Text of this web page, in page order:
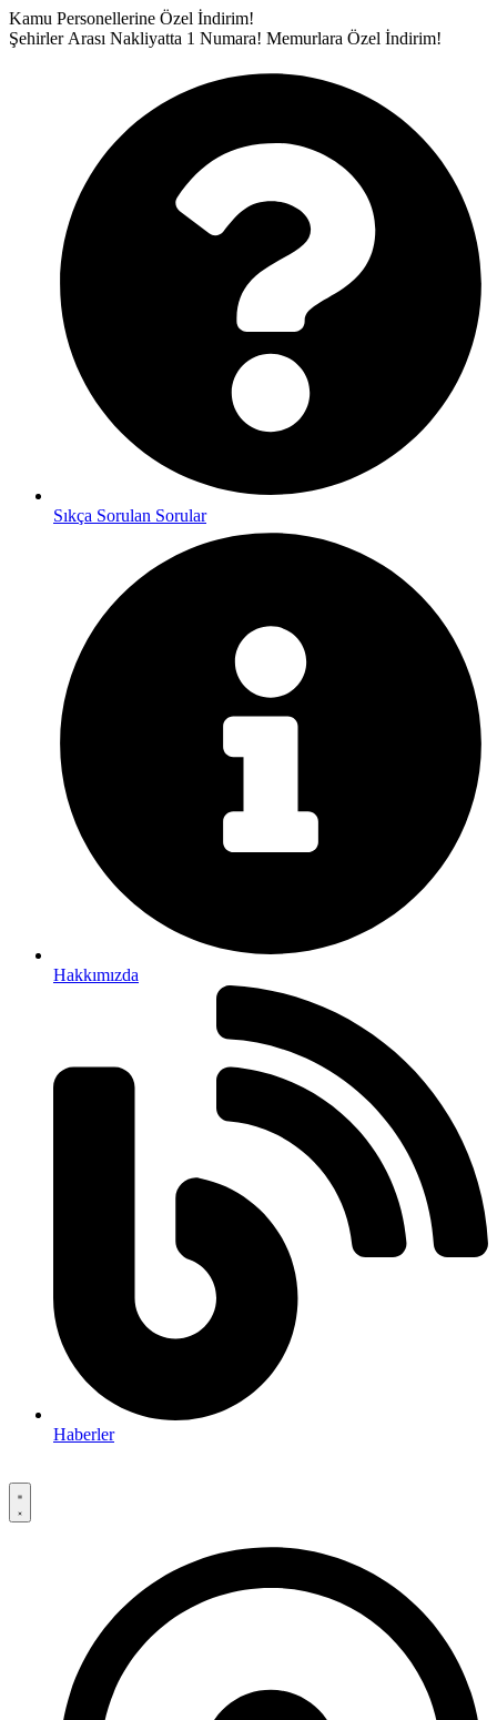
İçeriğe
atla
Kamu Personellerine Özel İndirim!
Şehirler Arası Nakliyatta 1 Numara! Memurlara Özel İndirim!
Sıkça Sorulan Sorular
Hakkımızda
Haberler